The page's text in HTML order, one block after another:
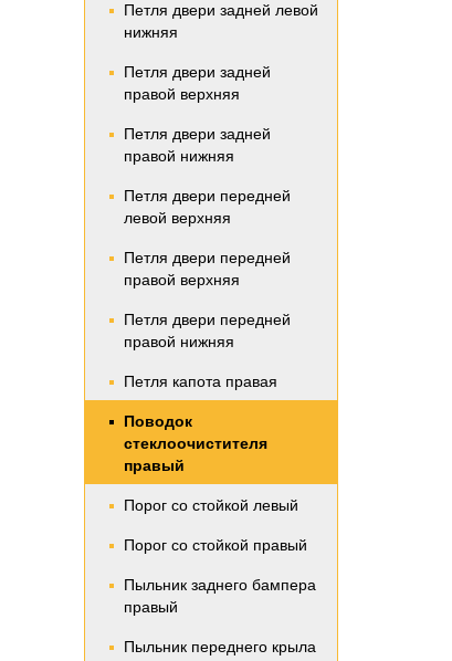
Петля двери задней левой
нижняя
Петля двери задней
правой верхняя
Петля двери задней
правой нижняя
Петля двери передней
левой верхняя
Петля двери передней
правой верхняя
Петля двери передней
правой нижняя
Петля капота правая
Поводок
стеклоочистителя
правый
Порог со стойкой левый
Порог со стойкой правый
Пыльник заднего бампера
правый
Пыльник переднего крыла